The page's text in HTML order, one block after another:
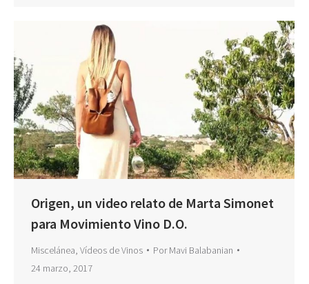
Origen, un video relato de Marta Simonet
para Movimiento Vino D.O.
Miscelánea Vídeos de Vinos PorMavi Balabanian
24 marzo, 2017